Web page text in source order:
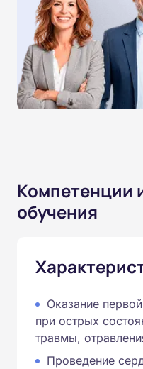
Компетенции
обучения
Оказание
при острых
травмы,
Проведение